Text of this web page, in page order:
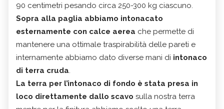
90 centimetri pesando circa 250-300 kg ciascuno.
Sopra alla paglia abbiamo intonacato
esternamente con calce aerea che permette di
mantenere una ottimale traspirabilità delle pareti e
internamente abbiamo dato diverse mani di intonaco
di terra cruda.
La terra per l’intonaco di fondo è stata presa in
loco direttamente dallo scavo sulla nostra terra